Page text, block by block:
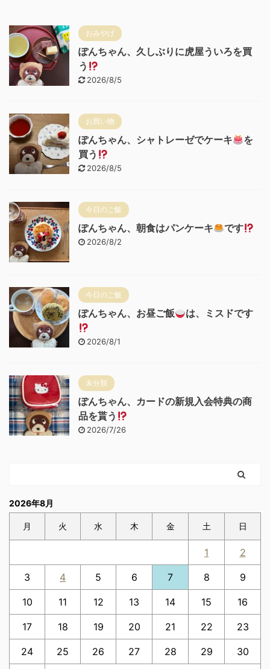
おみやげ
ぽんちゃん、久しぶりに虎屋ういろを買
う
2026/8/5
お買い物
ぽんちゃん、シャトレーゼでケーキ
を
買う
2026/8/5
今日のご飯
ぽんちゃん、朝食はパンケーキ です
2026/8/2
今日のご飯
ぽんちゃん、お昼ご飯 は、ミスドです
2026/8/1
未分類
ぽんちゃん、カードの新規入会特典の商
品を貰う
2026/7/26
2026年8月
月 火 水 木 金 土 日
1 2
3 4 5 6 7 8 9
10 11 12 13 14 15 16
17 18 19 20 21 22 23
24 25 26 27 28 29 30